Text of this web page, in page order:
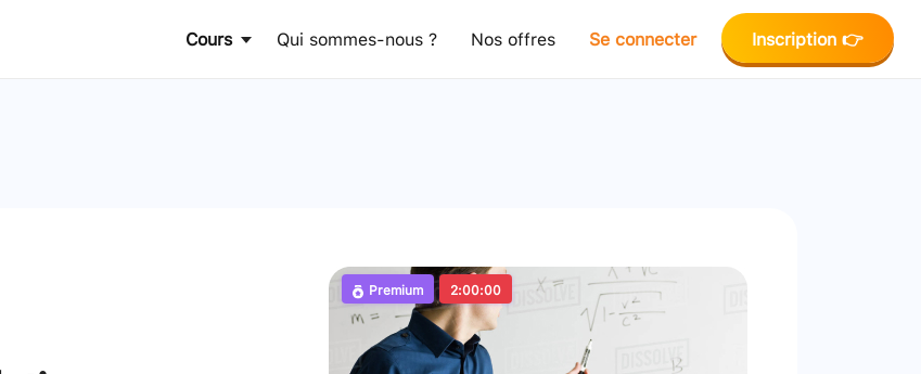
Cours Qui sommes-nous ? Nos offres Se connecter Inscription 👉
Premium 2:00:00